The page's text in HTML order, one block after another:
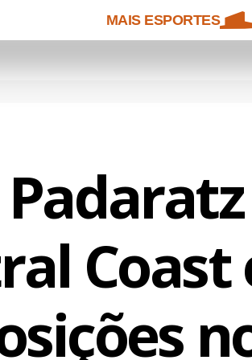
MAIS ESPORTES
Coast